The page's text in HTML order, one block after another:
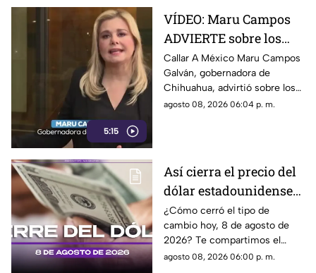
5:15
VÍDEO: Maru Campos
ADVIERTE sobre los
RIESGOS de los nuevos
lineamientos
propuestos por el
Gobierno
Callar A México Maru Campos
Galván, gobernadora de
Chihuahua, advirtió sobre los
riesgos que podrían
disposiciones podrían
utilizarse para sancionar a
medios y periodistas críticos,
además de abrir la puerta a
que el poder determine qué
contenidos son información,
opinión o motivo de sanción.
agosto 08, 2026 06:04 p. m.
Así cierra el precio del
dólar estadounidense
HOY, sábado 8 de
agosto de 2026, en
Cancún
¿Cómo cerró el tipo de
cambio hoy, 8 de agosto de
2026? Te compartimos el
precio del dólar al cierre de
agosto 08, 2026 06:00 p. m.